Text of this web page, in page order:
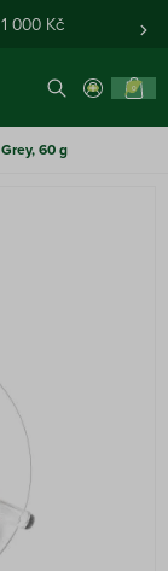
000 Kč
0
60 g